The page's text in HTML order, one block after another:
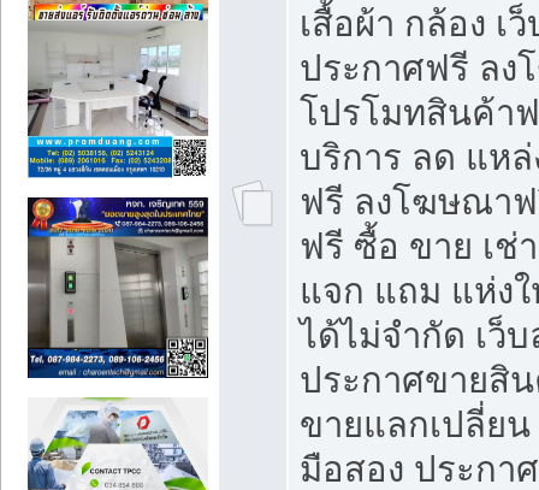
เสื้อผ้า กล้อง เ
ประกาศฟรี ล
โปรโมทสินค้า
บริการ ลด แห
ฟรี ลงโฆษณา
ฟรี ซื้อ ขาย เช่
แจก แถม แห่ง
ได้ไม่จำกัด เว็
ประกาศขายสิ
ขายแลกเปลี่ย
มือสอง ประกา